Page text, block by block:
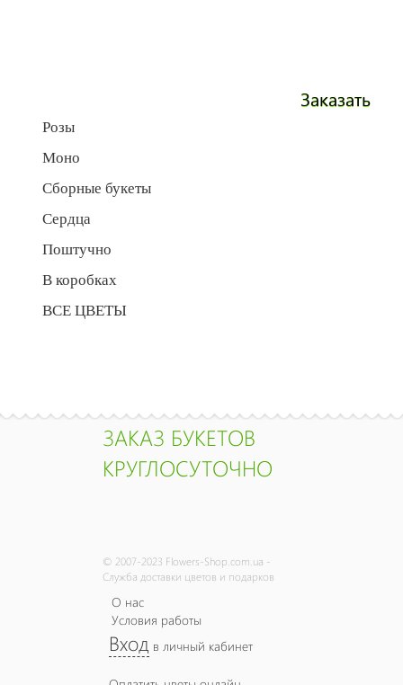
Заказать
Розы
Моно
Сборные букеты
Сердца
Поштучно
В коробках
ВСЕ ЦВЕТЫ
ЗАКАЗ БУКЕТОВ
КРУГЛОСУТОЧНО
© 2007-2023 Flowers-Shop.com.ua -
Служба доставки цветов и подарков
О нас
Условия работы
Вход в личный кабинет